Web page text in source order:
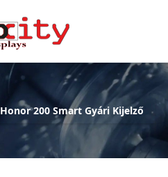
Honor 200 Smart Gyári Kijelző